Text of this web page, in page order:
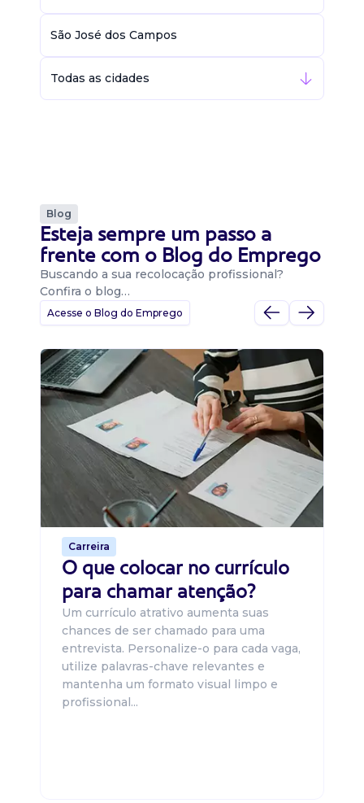
São José dos Campos
Todas as cidades
Blog
Esteja sempre um passo a
frente com o Blog do Emprego
Buscando a sua recolocação profissional?
Confira o blog…
Acesse o Blog do Emprego
Carreira
O que colocar no currículo
para chamar atenção?
Um currículo atrativo aumenta suas
chances de ser chamado para uma
entrevista. Personalize-o para cada vaga,
utilize palavras-chave relevantes e
mantenha um formato visual limpo e
profissional...